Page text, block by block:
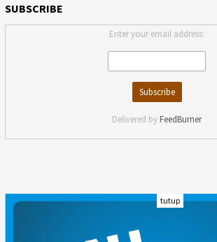
SUBSCRIBE
Enter your email address:
Delivered by FeedBurner
INDEKS
tutup